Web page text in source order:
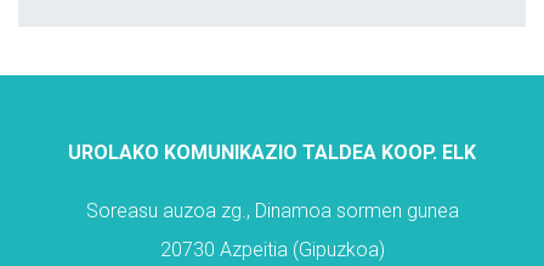
UROLAKO KOMUNIKAZIO TALDEA KOOP. ELK
Soreasu auzoa zg., Dinamoa sormen gunea
20730 Azpeitia (Gipuzkoa)